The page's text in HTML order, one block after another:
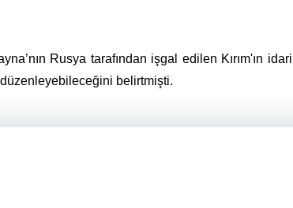
Rusya tarafından işgal edilen Kırım'ın idari
düzenleyebileceğini belirtmişti.